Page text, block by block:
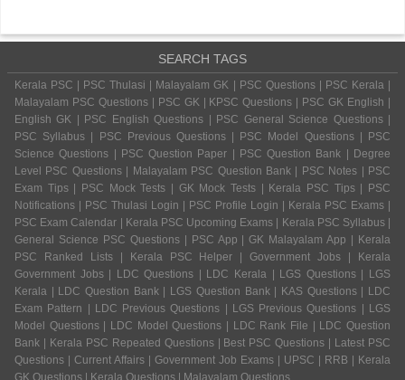
SEARCH TAGS
Kerala PSC | PSC Thulasi | Malayalam GK | PSC Questions | PSC Kerala |
Malayalam PSC Questions | PSC GK | KPSC Questions | PSC GK English |
English GK | PSC English Questions | PSC General Science Questions |
PSC Syllabus | PSC Previous Questions | PSC Model Questions | PSC
Science Questions | PSC Question Paper | PSC Question Bank | Degree
Level PSC Questions | Malayalam PSC Question Bank | PSC Notes | PSC
Exam Tips | PSC Mock Tests | GK Mock Tests | Kerala PSC Tips | PSC
Notifications | PSC Thulasi Login | PSC Profile Login | Kerala PSC Exams |
PSC Exam Calendar | Kerala PSC Upcoming Exams | Kerala PSC Syllabus |
General Science PSC Questions | PSC App | GK Malayalam App | Kerala
PSC Ranked Lists | Kerala PSC Helper | Government Jobs | Kerala
Government Jobs | LDC Questions | LDC Kerala | LGS Questions | LGS
Kerala | LDC Question Bank | LGS Question Bank | KAS Questions | LDC
Exam Pattern | LDC Previous Questions | LGS Previous Questions | LGS
Model Questions | LDC Model Questions | LDC Rank File | LDC Question
Bank | Kerala PSC Repeated Questions | Best PSC Questions | Latest PSC
Questions | Current Affairs | Government Job Exams | UPSC | RRB | Kerala
GK Questions | Kerala Questions | Malayalam Questions